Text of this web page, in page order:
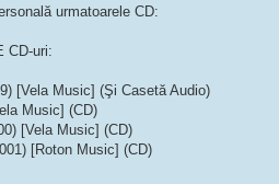
urmatoarele CD:
CD-uri:
[Vela Music] (Şi Casetă Audio)
Music] (CD)
[Vela Music] (CD)
[Roton Music] (CD)